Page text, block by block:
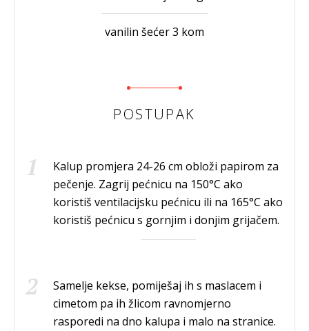
vanilin šećer 3 kom
POSTUPAK
Kalup promjera 24-26 cm obloži papirom za
pečenje. Zagrij pećnicu na 150°C ako
koristiš ventilacijsku pećnicu ili na 165°C ako
koristiš pećnicu s gornjim i donjim grijačem.
Samelje kekse, pomiješaj ih s maslacem i
cimetom pa ih žlicom ravnomjerno
rasporedi na dno kalupa i malo na stranice.